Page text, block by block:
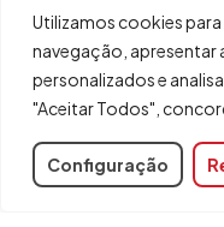
Utilizamos cookies para
navegação, apresentar
personalizados e
"Aceitar Todos",
Configuração